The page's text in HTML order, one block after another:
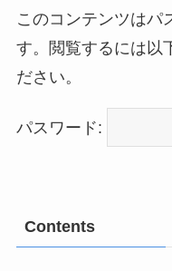
このコンテンツはパ
す。閲覧するには以
ださい。
パスワード:
Contents